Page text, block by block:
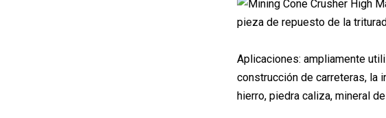
pieza de repuesto de la
Aplicaciones: ampliamente
construcción de carreteras, la
hierro, piedra caliza, mineral